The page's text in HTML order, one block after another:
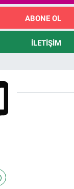
ABONE OL
İLETIŞIM